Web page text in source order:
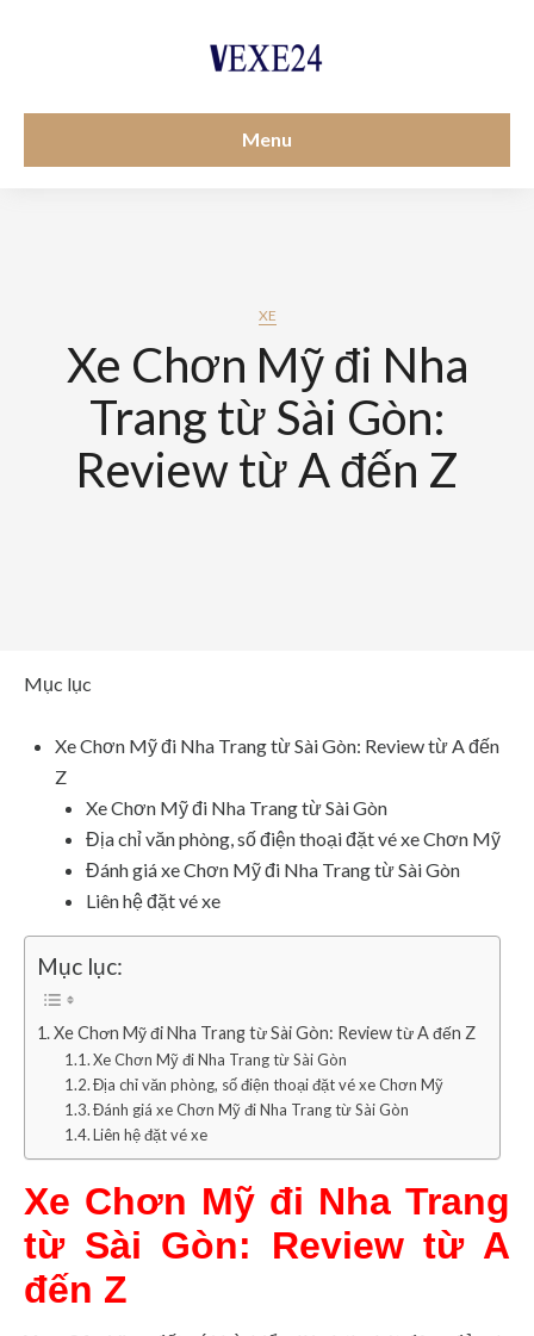
Menu
XE
Xe Chơn Mỹ đi Nha
Trang từ Sài Gòn:
Review từ A đến Z
Mục lục
Xe Chơn Mỹ đi Nha Trang từ Sài Gòn: Review từ A đến
Z
Xe Chơn Mỹ đi Nha Trang từ Sài Gòn
Địa chỉ văn phòng, số điện thoại đặt vé xe Chơn Mỹ
Đánh giá xe Chơn Mỹ đi Nha Trang từ Sài Gòn
Liên hệ đặt vé xe
Mục lục:
Xe Chơn Mỹ đi Nha Trang từ Sài Gòn: Review từ A đến Z
Xe Chơn Mỹ đi Nha Trang từ Sài Gòn
Địa chỉ văn phòng, số điện thoại đặt vé xe Chơn Mỹ
Đánh giá xe Chơn Mỹ đi Nha Trang từ Sài Gòn
Liên hệ đặt vé xe
Xe Chơn Mỹ đi Nha Trang
từ Sài Gòn: Review từ A
đến Z